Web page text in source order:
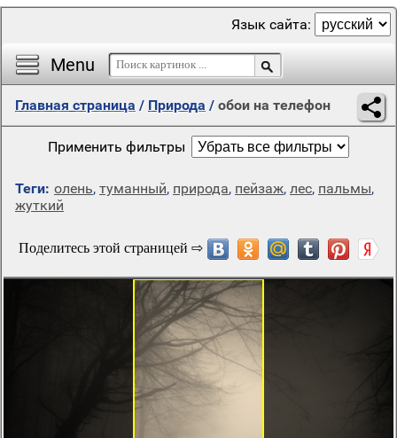
Menu
Язык сайта:
Главная страница / Природа / обои на телефон
Применить фильтры
Теги: олень, туманный, природа, пейзаж, лес, пальмы,
жуткий